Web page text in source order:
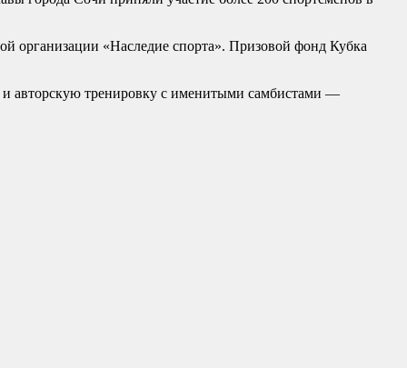
организации «Наследие спорта». Призовой фонд Кубка
и авторскую тренировку с именитыми самбистами —